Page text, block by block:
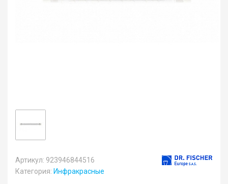
Артикул: 923946844516
Категория: Инфракрасные